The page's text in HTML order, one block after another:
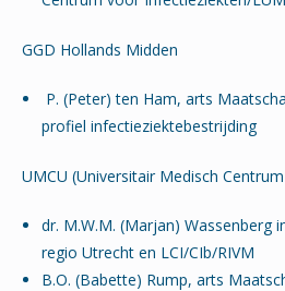
GGD Hollands Midden
P. (Peter) ten Ham, arts
profiel infectieziektebestrijding
UMCU (Universitair Medisch
dr. M.W.M. (Marjan) Wassenberg
regio Utrecht en LCI/CIb/RIVM
B.O. (Babette) Rump, arts